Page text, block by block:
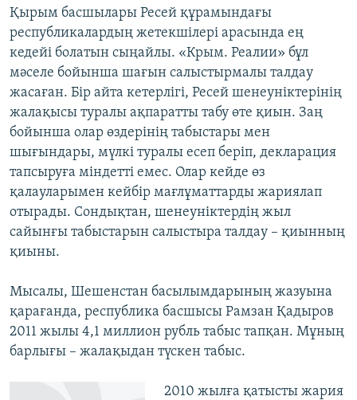
Қырым басшылары Ресей құрамындағы
республикалардың жетекшілері арасында ең
кедейі болатын сыңайлы. «Крым. Реалии» бұл
мәселе бойынша шағын салыстырмалы талдау
жасаған. Бір айта кетерлігі, Ресей шенеуніктерінің
жалақысы туралы ақпаратты табу өте қиын. Заң
бойынша олар өздерінің табыстары мен
шығындары, мүлкі туралы есеп беріп, декларация
тапсыруға міндетті емес. Олар кейде өз
қалауларымен кейбір мағлұматтарды жариялап
отырады. Сондықтан, шенеуніктердің жыл
сайынғы табыстарын салыстыра талдау – қиынның
қиыны.
Мысалы, Шешенстан басылымдарының жазуына
қарағанда, республика басшысы Рамзан Қадыров
2011 жылы 4,1 миллион рубль табыс тапқан. Мұның
барлығы – жалақыдан түскен табыс.
2010 жылға қатысты жария